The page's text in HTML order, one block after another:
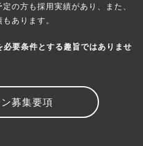
の方も採用実績があり、また、
あります。
要条件とする趣旨ではありませ
募集要項